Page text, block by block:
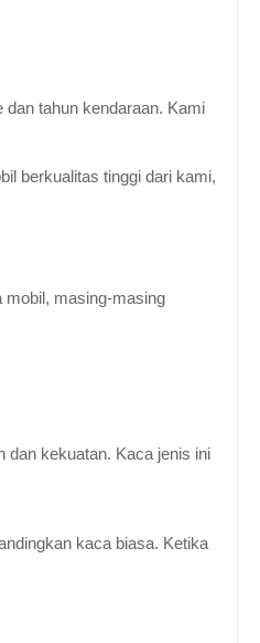
tahun kendaraan. Kami
berkualitas tinggi dari kami,
mobil, masing-masing
dan kekuatan. Kaca jenis ini
kaca biasa. Ketika